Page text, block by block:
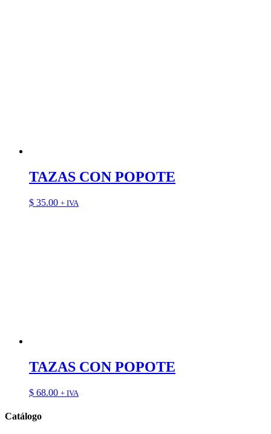
TAZAS CON POPOTE
$ 35.00 + IVA
TAZAS CON POPOTE
$ 68.00 + IVA
Catálogo